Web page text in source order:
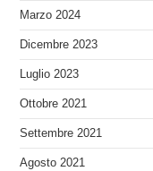
Marzo 2024
Dicembre 2023
Luglio 2023
Ottobre 2021
Settembre 2021
Agosto 2021